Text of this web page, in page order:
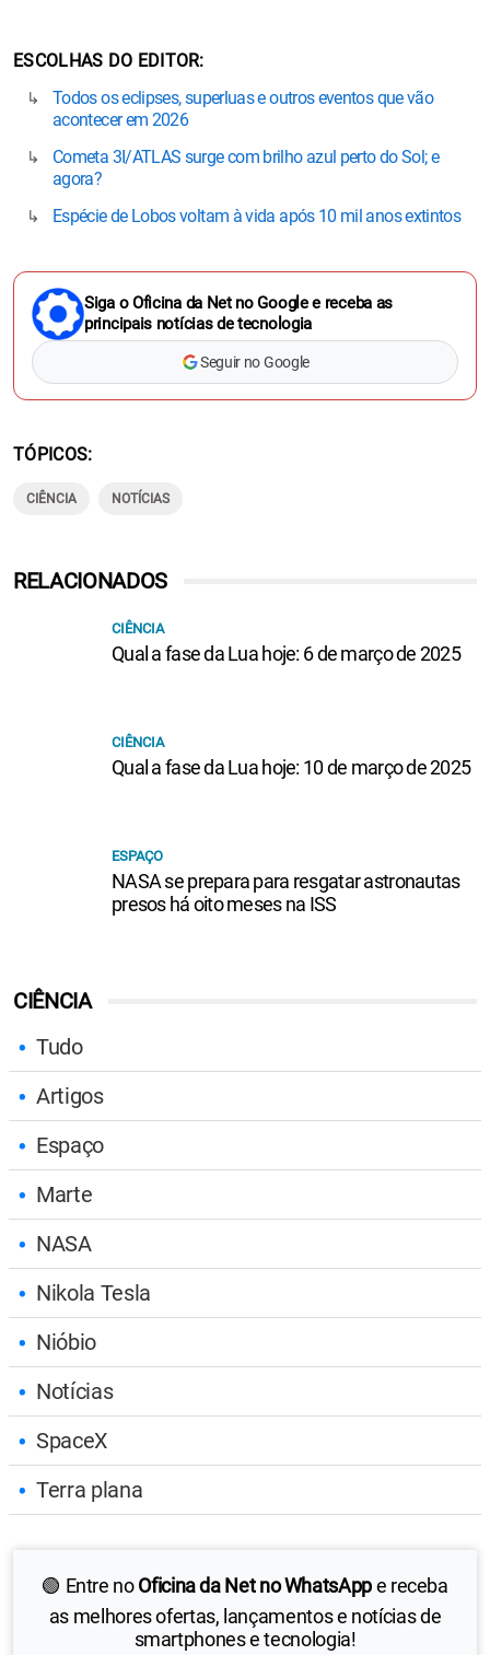
ESCOLHAS DO EDITOR
Todos os eclipses, superluas e outros eventos que vão
acontecer em 2026
Cometa 3I/ATLAS surge com brilho azul perto do Sol; e
agora?
Espécie de Lobos voltam à vida após 10 mil anos extintos
Siga o Oficina da Net no Google e receba as
principais notícias de tecnologia
Seguir no Google
TÓPICOS
CIÊNCIA NOTÍCIAS
CIÊNCIA
Tudo
Artigos
Espaço
Marte
NASA
Nikola Tesla
Nióbio
Notícias
SpaceX
Terra plana
🟢 Entre noOficina da Net no WhatsAppe receba
as melhores ofertas, lançamentos e notícias de
smartphones e tecnologia!
RELACIONADOS
CIÊNCIA
Qual a fase da Lua hoje: 6 de março de 2025
CIÊNCIA
Qual a fase da Lua hoje: 10 de março de 2025
ESPAÇO
NASA se prepara para resgatar astronautas
presos há oito meses na ISS